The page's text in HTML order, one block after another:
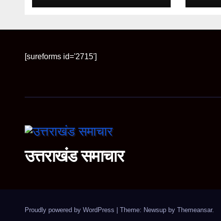
[sureforms id='2715']
उत्तराखंड समाचार
Proudly powered by WordPress Theme: Newsup by Themeansar.